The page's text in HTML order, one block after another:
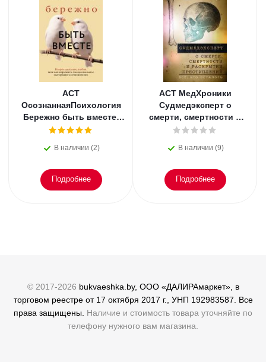
АСТ
ОсознаннаяПсихология
Бережно быть вместе.
Второе дыхание любви,
эмоциональное
В наличии (2)
Подробнее
АСТ МедХроники
Судмедэксперт о
смерти, смертности и
раскрытии
осталось. Блэк
В наличии (9)
Подробнее
© 2017-2026 bukvaeshka.by, ООО «ДАЛИРАмаркет», в
торговом реестре от 17 октября 2017 г., УНП 192983587. Все
права защищены. Наличие и стоимость товара уточняйте по
телефону нужного вам магазина.